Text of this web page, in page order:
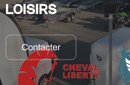
LOISIRS
Contacter